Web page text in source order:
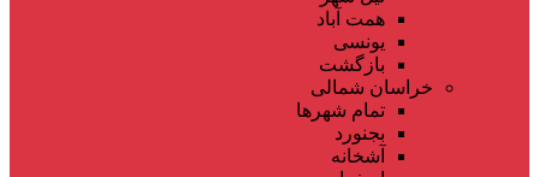
همت آباد
یونسی
بازگشت
خراسان شمالی
تمام شهر‌ها
بجنورد
آشخانه